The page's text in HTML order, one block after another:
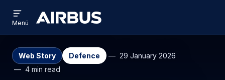
Inhalt
search
Airbus
menu
Menü
Web Story Defence
29 January 2026
4 min read